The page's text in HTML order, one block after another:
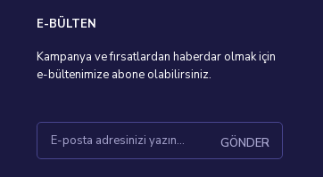
E-BÜLTEN
Kampanya ve fırsatlardan haberdar olmak için
e-bültenimize abone olabilirsiniz.
GÖNDER